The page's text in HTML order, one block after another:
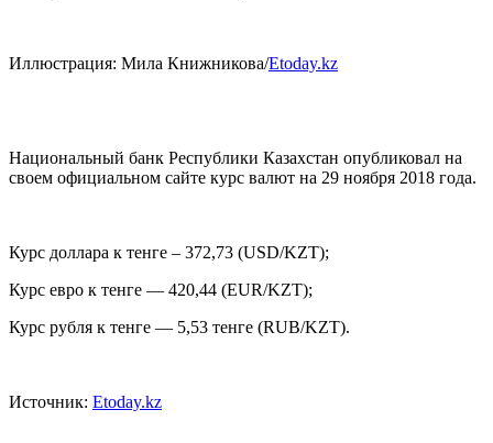
Иллюстрация: Мила Книжникова/Etoday.kz
Национальный банк Республики Казахстан опубликовал на
своем официальном сайте курс валют на 29 ноября 2018 года.
Курс доллара к тенге – 372,73 (USD/KZT);
Курс евро к тенге — 420,44 (EUR/KZT);
Курс рубля к тенге — 5,53 тенге (RUB/KZT).
Источник: Etoday.kz